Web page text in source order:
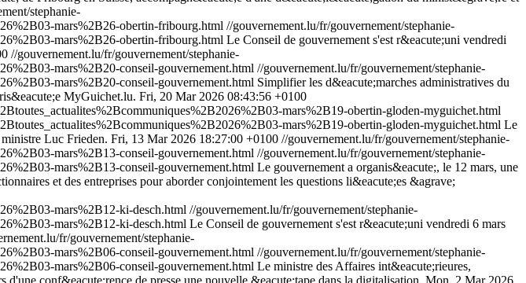
stephanie-
mars%2B26-obertin-fribourg.html //gouvernement.lu/fr/gouvernement/stephanie-
mars%2B26-obertin-fribourg.html Le Conseil de gouvernement s'est r&eacute;uni vendredi
//gouvernement.lu/fr/gouvernement/stephanie-
mars%2B20-conseil-gouvernement.html //gouvernement.lu/fr/gouvernement/stephanie-
mars%2B20-conseil-gouvernement.html Simplifier les d&eacute;marches administratives du
MyGuichet.lu. Fri, 20 Mar 2026 08:43:56 +0100
mars%2B19-obertin-gloden-myguichet.html
mars%2B19-obertin-gloden-myguichet.html Le
Luc Frieden. Fri, 13 Mar 2026 18:27:00 +0100 //gouvernement.lu/fr/gouvernement/stephanie-
mars%2B13-conseil-gouvernement.html //gouvernement.lu/fr/gouvernement/stephanie-
mars%2B13-conseil-gouvernement.html Le gouvernement a organis&eacute;, le 12 mars, une
et des entreprises pour aborder conjointement les questions li&eacute;es &agrave;
mars%2B12-ki-desch.html //gouvernement.lu/fr/gouvernement/stephanie-
mars%2B12-ki-desch.html Le Conseil de gouvernement s'est r&eacute;uni vendredi 6 mars
fr/gouvernement/stephanie-
mars%2B06-conseil-gouvernement.html //gouvernement.lu/fr/gouvernement/stephanie-
mars%2B06-conseil-gouvernement.html Le ministre des Affaires int&eacute;rieures,
conf&eacute;rence de presse une nouvelle &eacute;tape dans la digitalisation. Mon, 2 Mar 2026